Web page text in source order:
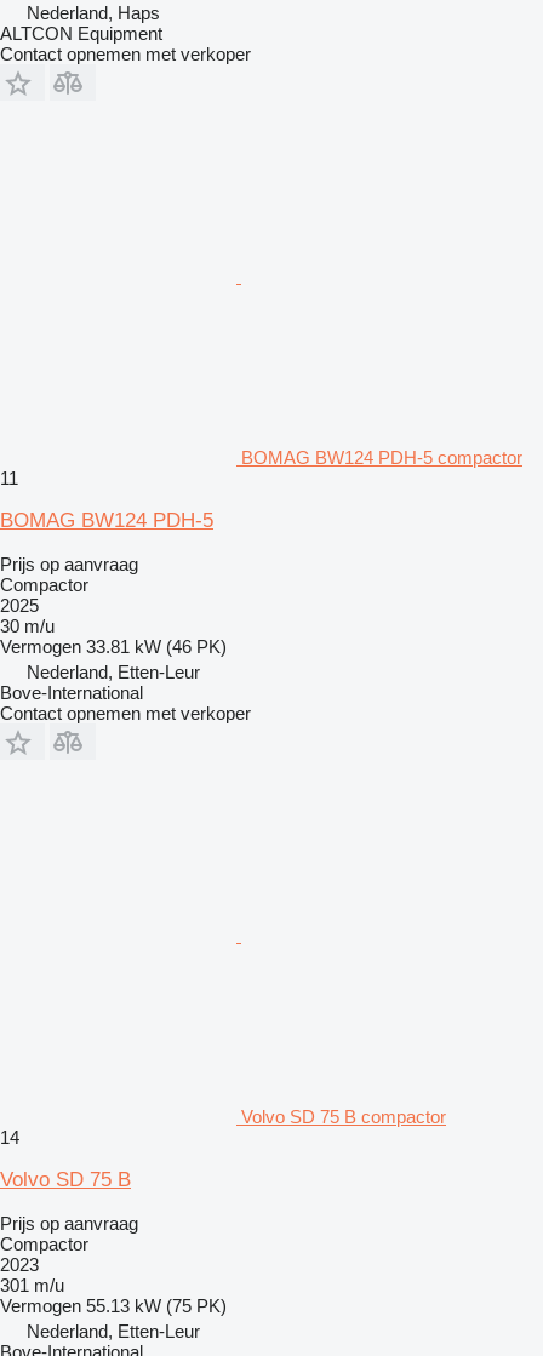
Nederland, Haps
ALTCON Equipment
Contact opnemen met verkoper
BOMAG BW124 PDH-5 compactor
11
BOMAG BW124 PDH-5
Prijs op aanvraag
Compactor
2025
30 m/u
Vermogen 33.81 kW (46 PK)
Nederland, Etten-Leur
Bove-International
Contact opnemen met verkoper
Volvo SD 75 B compactor
14
Volvo SD 75 B
Prijs op aanvraag
Compactor
2023
301 m/u
Vermogen 55.13 kW (75 PK)
Nederland, Etten-Leur